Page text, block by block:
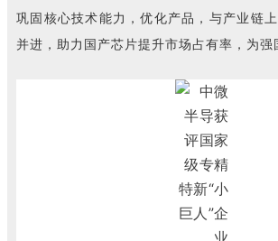
巩固核心技术能力，优化产品，与产业链
并进，助力国产芯片提升市场占有率，为强